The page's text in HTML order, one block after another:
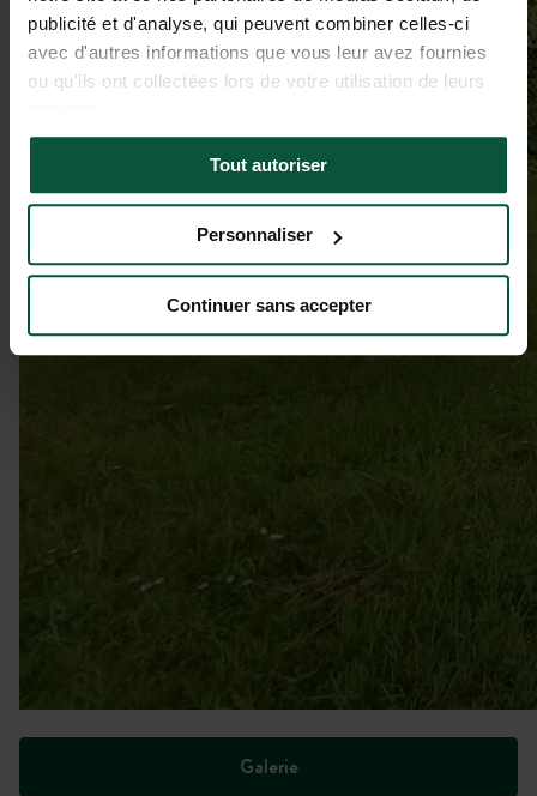
publicité et d'analyse, qui peuvent combiner celles-ci
avec d'autres informations que vous leur avez fournies
ou qu'ils ont collectées lors de votre utilisation de leurs
Tout autoriser
Personnaliser
Continuer sans accepter
Galerie